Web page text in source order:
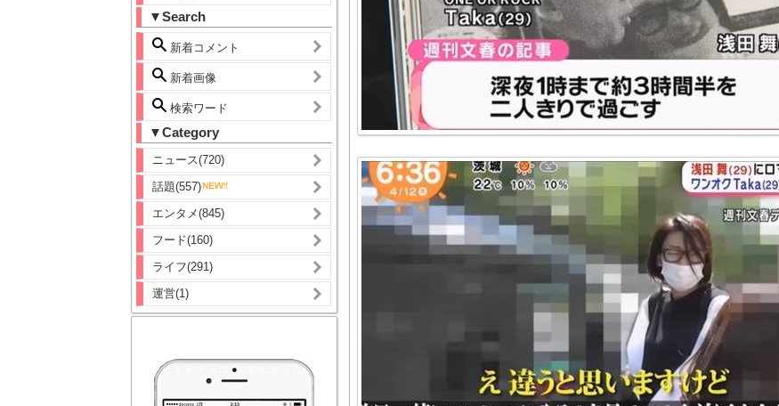
▼Search
新着コメント
新着画像
検索ワード
▼Category
ニュース(720)
話題(557)
エンタメ(845)
フード(160)
ライフ(291)
運営(1)